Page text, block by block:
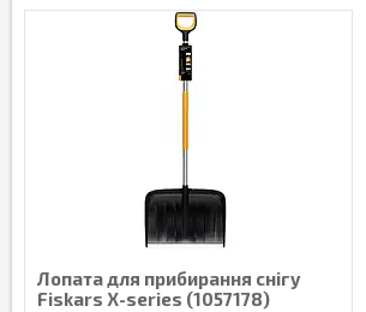
Лопата для прибирання снігу
Fiskars X-series (1057178)